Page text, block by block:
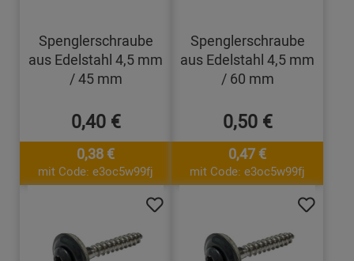
Spenglerschraube
aus Edelstahl 4,5 mm
/ 45 mm
0,40 €
0,38 €
mit Code: e3oc5w99fj
Spenglerschraube
aus Edelstahl 4,5 mm
/ 60 mm
0,50 €
0,47 €
mit Code: e3oc5w99fj